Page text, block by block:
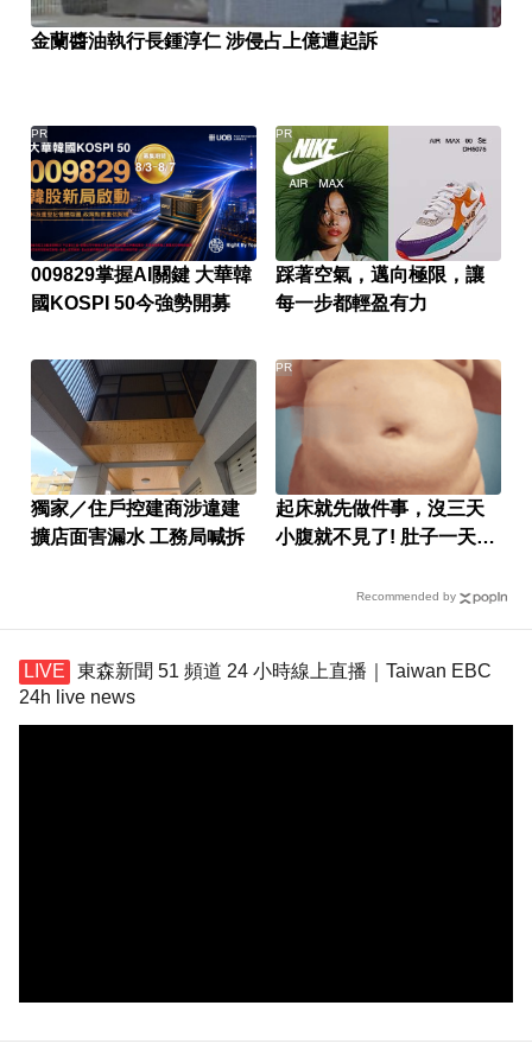
​金蘭醬油執行長鍾淳仁 涉侵占上億遭起訴
009829掌握AI關鍵 大華韓
國KOSPI 50今強勢開募
PR
踩著空氣，邁向極限，讓
每一步都輕盈有力
PR
獨家／住戶控建商涉違建
擴店面害漏水 工務局喊拆
起床就先做件事，沒三天
小腹就不見了! 肚子一天天
PR
Recommended by
東森新聞 51 頻道 24 小時線上直播｜Taiwan EBC
24h live news